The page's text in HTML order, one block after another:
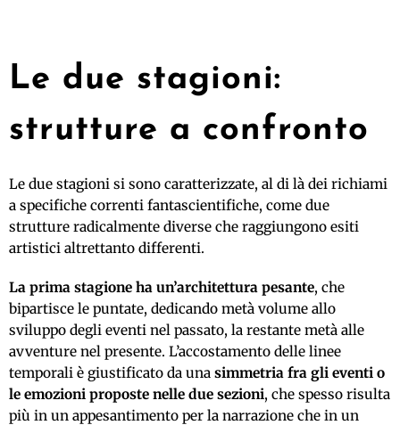
Le due stagioni:
strutture a confronto
Le due stagioni si sono caratterizzate, al di là dei richiami
a specifiche correnti fantascientifiche, come due
strutture radicalmente diverse che raggiungono esiti
artistici altrettanto differenti.
La prima stagione ha un’architettura pesante, che
bipartisce le puntate, dedicando metà volume allo
sviluppo degli eventi nel passato, la restante metà alle
avventure nel presente. L’accostamento delle linee
temporali è giustificato da una simmetria fra gli eventi o
le emozioni proposte nelle due sezioni, che spesso risulta
più in un appesantimento per la narrazione che in un